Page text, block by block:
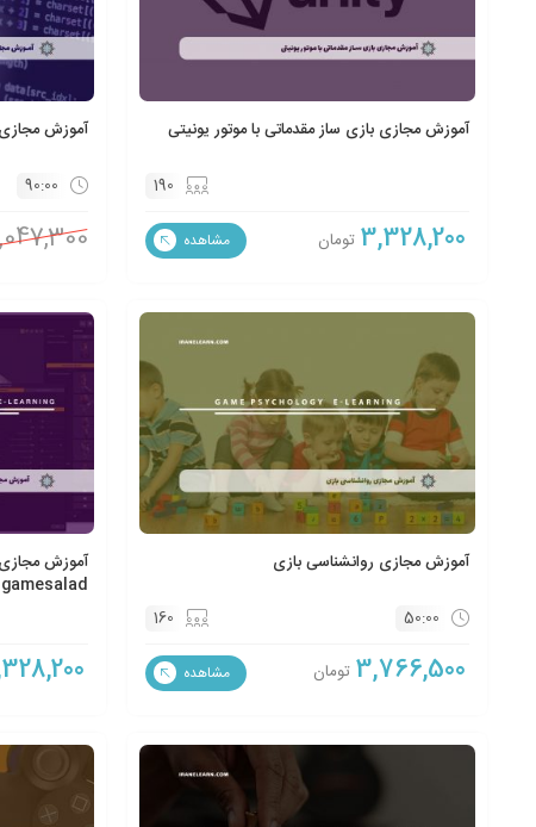
آموزش مجازی بازی ساز مقدماتی با موتور یونیتی
190
3,328,200 تومان مشاهده
آموزش مجازی
90:00
آموزش مجازی روانشناسی بازی
50:00
160
3,766,500 تومان مشاهده
آموزش
gamesalad